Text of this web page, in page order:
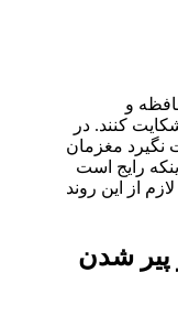
و
کنند. در
نگیرد مغزمان
رایج است
از این روند
پیر شدن